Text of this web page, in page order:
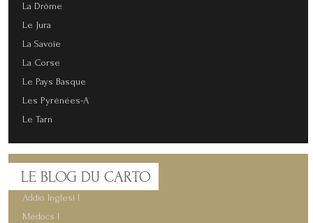
La Drôme
Le Jura
La Savoie
La Corse
Le Pays Basque
Les Pyrénées-A
Le Tarn
LE BLOG DU CARTO
Addio Inglesi !
Médocs !